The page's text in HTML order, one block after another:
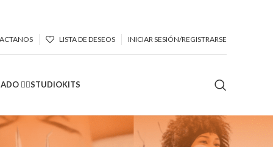
LISTA DE DESEOS INICIAR SESIÓN/REGISTRARSE
🙆‍♀️STUDIOKITS